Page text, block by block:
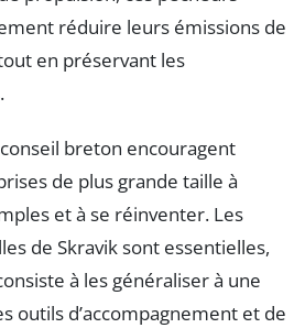
réduire leurs émissions de
en préservant les
breton encouragent
de plus grande taille à
et à se réinventer. Les
de Skravik sont essentielles,
à les généraliser à une
outils d’accompagnement et de